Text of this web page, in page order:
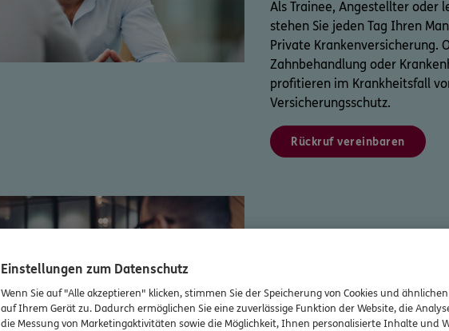
Als Trainee, Angestellter oder
stehen Sie jeden Tag Ihren
Private Krankenversicherung.
Zahnbehandlung oder
profitieren im Krankheitsfall
Versicherungsschutz.
Rückruf vereinbaren
Einstellungen zum Datenschutz
Wenn Sie auf "Alle akzeptieren" klicken, stimmen Sie der Speicherung von Cookies und
auf Ihrem Gerät zu. Dadurch ermöglichen Sie eine zuverlässige Funktion der Website, die
die Messung von Marketingaktivitäten sowie die Möglichkeit, Ihnen personalisierte Inhalte und